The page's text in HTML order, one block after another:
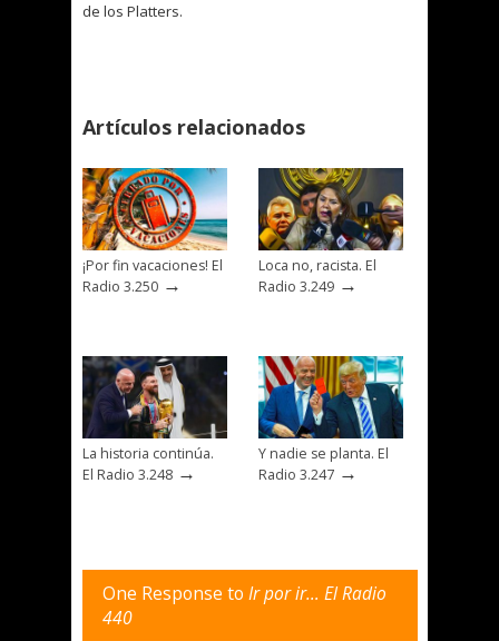
de los Platters.
Artículos relacionados
¡Por fin vacaciones! El
Radio 3.250 →
Loca no, racista. El
Radio 3.249 →
La historia continúa.
El Radio 3.248 →
Y nadie se planta. El
Radio 3.247 →
One Response to Ir por ir… El Radio
440